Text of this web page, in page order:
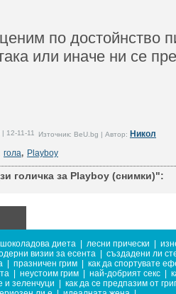
по достойнство
или иначе ни се
12-11-11 Източник: BeU.bg | Автор: Никол
гола, Playboy
голичка за Playboy (снимки)":
шоколадова диета лесни прически
визии за есента
създадени ли
празничен грим
как да спортувате
неустоим грим най-добрият секс
и зеленчуци
как да се предпазим от